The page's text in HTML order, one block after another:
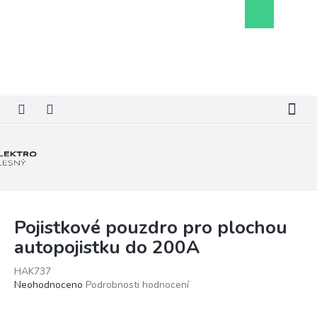
košík
Pojistkové pouzdro pro plochou
autopojistku do 200A
HAK737
Průměrné
Neohodnoceno Podrobnosti hodnocení